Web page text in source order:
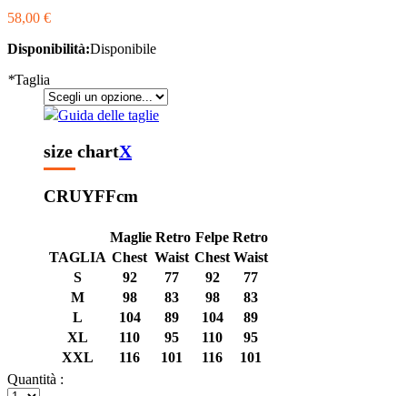
58,00 €
Disponibilità:Disponibile
*Taglia
Guida delle taglie
size chartX
CRUYFFcm
Maglie Retro Felpe Retro
TAGLIA Chest Waist Chest Waist
S
92 77 92
77
M
98 83 98
83
L
104 89 104
89
XL
110 95 110
95
XXL
116 101 116
101
Quantità :